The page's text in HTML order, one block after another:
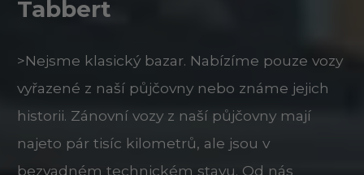
Tabbert
>Nejsme klasický bazar. Nabízíme pouze vozy
vyřazené z naší půjčovny nebo známe jejich
historii. Zánovní vozy z naší půjčovny mají
najeto pár tisíc kilometrů, ale jsou v
bezvadném technickém stavu. Od nás